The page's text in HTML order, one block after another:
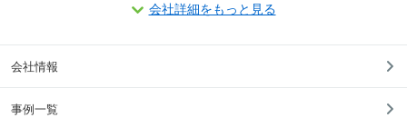
会社詳細をもっと見る
会社情報
事例一覧